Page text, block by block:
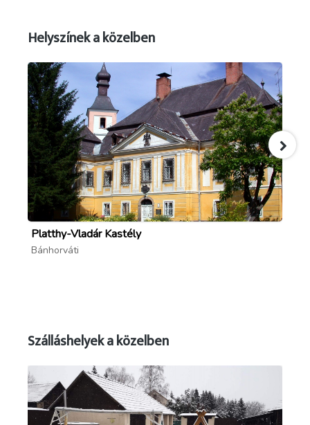
Helyszínek a közelben
Platthy-Vladár Kastély
Bánhorváti
Szálláshelyek a közelben